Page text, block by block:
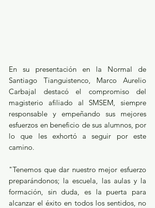
En su presentación en la Normal de
Santiago Tianguistenco, Marco Aurelio
Carbajal destacó el compromiso del
magisterio afiliado al SMSEM, siempre
responsable y empeñando sus mejores
esfuerzos en beneficio de sus alumnos, por
lo que les exhortó a seguir por este
camino.
"Tenemos que dar nuestro mejor esfuerzo
preparándonos; la escuela, las aulas y la
formación, sin duda, es la puerta para
alcanzar el éxito en todos los sentidos, no